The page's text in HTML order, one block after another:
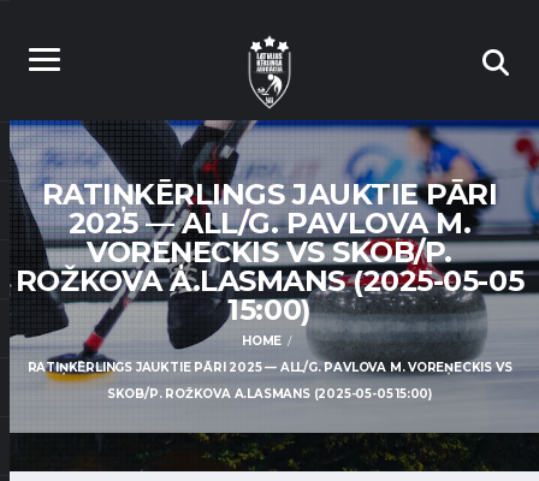
RATIŅKĒRLINGS JAUKTIE PĀRI
2025 — ALL/G. PAVLOVA M.
VOREŅECKIS VS SKOB/P.
ROŽKOVA A.LASMANS (2025-05-05
15:00)
HOME
RATIŅKĒRLINGS JAUKTIE PĀRI 2025 — ALL/G. PAVLOVA M. VOREŅECKIS VS
SKOB/P. ROŽKOVA A.LASMANS (2025-05-05 15:00)